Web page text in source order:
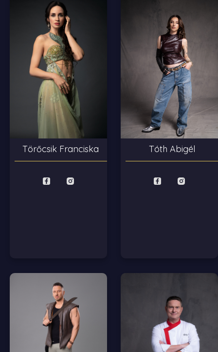
Törőcsik Franciska Tóth Abigél